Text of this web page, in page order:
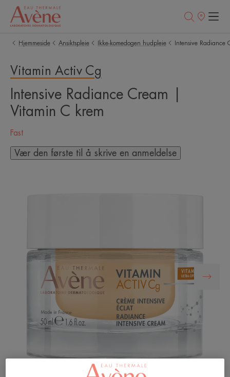
Utsalgssteder
Hjemmeside Ansiktspleie Ikke-komedogen hudpleie Intensive Radiance
Vitamin Activ Cg
Intensive Radiance Cream |
Vitamin C krem
Fast
Vær den første til å skrive en anmeldelse